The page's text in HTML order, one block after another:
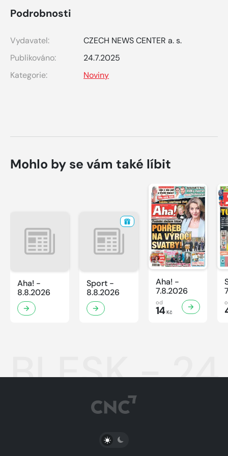
Podrobnosti
Vydavatel:
CZECH NEWS CENTER a. s.
Publikováno:
24.7.2025
Kategorie:
Noviny
Mohlo by se vám také líbit
Aha! -
8.8.2026
Sport -
8.8.2026
Aha! -
7.8.2026
od
14Kč
BLESK -
PŘEPNOUT SVĚTLÝ/TMAVÝ REŽIM